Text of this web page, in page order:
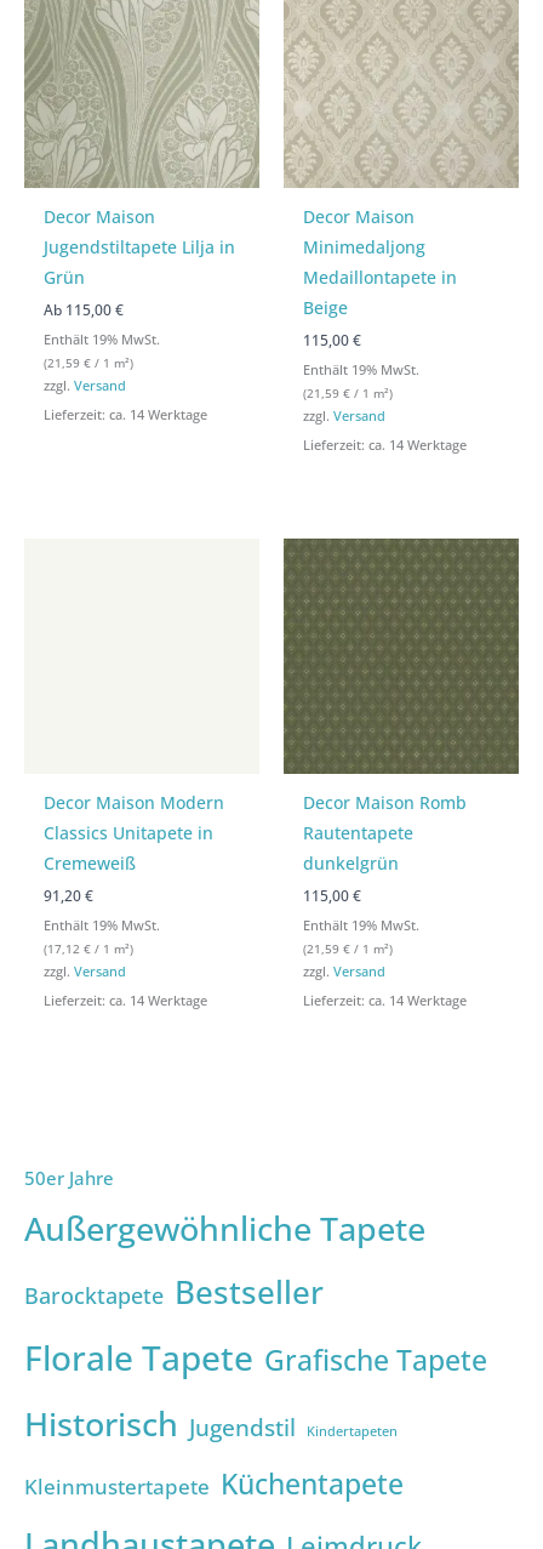
Decor Maison
Jugendstiltapete Lilja in
Grün
Ab 115,00€
Enthält 19% MwSt.
(21,59€ / 1 m²)
zzgl.Versand
Lieferzeit: ca. 14 Werktage
Decor Maison
Minimedaljong
Medaillontapete in
Beige
115,00 €
Enthält 19% MwSt.
(21,59€ / 1 m²)
zzgl.Versand
Lieferzeit: ca. 14 Werktage
Decor Maison Modern
Classics Unitapete in
Cremeweiß
91,20 €
Enthält 19% MwSt.
(17,12€ / 1 m²)
zzgl.Versand
Lieferzeit: ca. 14 Werktage
Decor Maison Romb
Rautentapete
dunkelgrün
115,00 €
Enthält 19% MwSt.
(21,59€ / 1 m²)
zzgl.Versand
Lieferzeit: ca. 14 Werktage
50er Jahre
Außergewöhnliche Tapete
Barocktapete Bestseller
Florale Tapete Grafische Tapete
Historisch Jugendstil Kindertapeten
Kleinmustertapete Küchentapete